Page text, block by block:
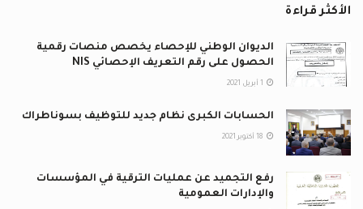
الأكثر قراءة
الديوان الوطني للإحصاء يخصص منصات رقمية
الحصول على رقم التعريف الإحصائي NIS
الحسابات الكبرى نظام جديد للتوظيف بسوناطراك
رفع التجميد عن عمليات الترقية في المؤسسات
والإدارات العمومية